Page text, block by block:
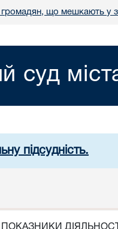
громадян, що мешкають у
суд
підсудність.
ПОКАЗНИКИ ДІЯЛЬНОСТІ